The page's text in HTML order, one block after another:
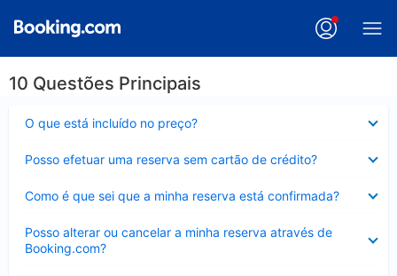
10 Questões Principais
O que está incluído no preço?
fechado
Posso efetuar uma reserva sem cartão de crédito?
fechado
Como é que sei que a minha reserva está confirmada?
fechado
Posso alterar ou cancelar a minha reserva através de
Booking.com?
fechado